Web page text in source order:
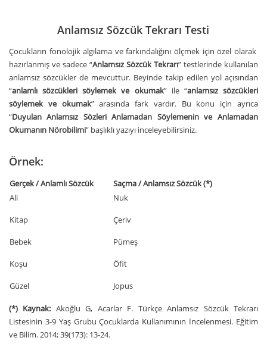
Anlamsız Sözcük Tekrarı Testi
Çocukların fonolojik algılama ve farkındalığını ölçmek için özel olarak
hazırlanmış ve sadece “Anlamsız Sözcük Tekrarı” testlerinde kullanılan
anlamsız sözcükler de mevcuttur. Beyinde takip edilen yol açısından
“anlamlı sözcükleri söylemek ve okumak” ile “anlamsız sözcükleri
söylemek ve okumak” arasında fark vardır. Bu konu için ayrıca
“Duyulan Anlamsız Sözleri Anlamadan Söylemenin ve Anlamadan
Okumanın Nörobilimi” başlıklı yazıyı inceleyebilirsiniz.
Örnek:
Gerçek / Anlamlı Sözcük
Saçma / Anlamsız Sözcük (*)
Ali
Kitap
Bebek
Koşu
Güzel
Nuk
Çeriv
Pümeş
Öfit
Jopus
(*) Kaynak: Akoğlu G, Acarlar F. Türkçe Anlamsız Sözcük Tekrarı
Listesinin 3-9 Yaş Grubu Çocuklarda Kullanımının İncelenmesi. Eğitim
ve Bilim. 2014; 39(173): 13-24.